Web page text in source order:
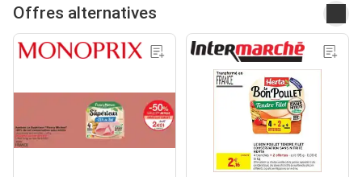
Offres alternatives